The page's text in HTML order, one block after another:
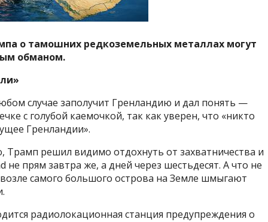
о тамошних редкоземельных металлах могут
обманом.
случае заполучит Гренландию и дал понять —
с голубой каемочкой, так как уверен, что «никто
Гренландии».
Трамп решил видимо отдохнуть от захватничества и
не прям завтра же, а дней через шестьдесят. А что не
самого большого острова на Земле шмыгают
радиолокационная станция предупреждения о